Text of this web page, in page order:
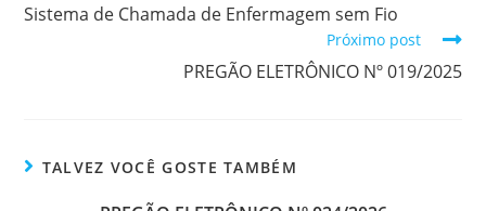
Sistema de Chamada de Enfermagem sem Fio
Próximo post
PREGÃO ELETRÔNICO Nº 019/2025
TALVEZ VOCÊ GOSTE TAMBÉM